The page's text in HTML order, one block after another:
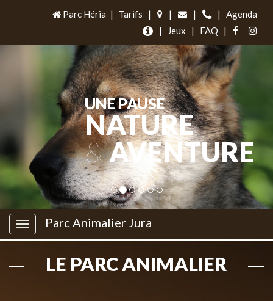
Parc Héria | Tarifs | | | |
Agenda
|
Jeux | FAQ |
UNE PAUSE
NATURE
&AVENTURE
Parc Animalier Jura
LE PARC ANIMALIER